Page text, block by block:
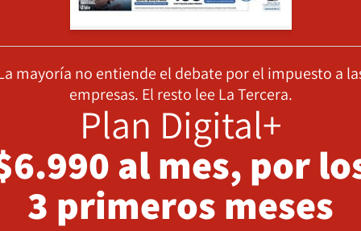
mayoría no entiende el debate por el impuesto a
empresas. El resto lee La Tercera.
Plan Digital+
al mes, por
3 primeros meses